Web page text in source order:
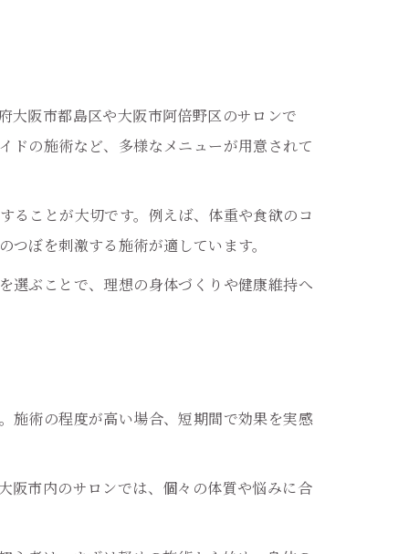
大阪市都島区や大阪市阿倍野区のサロンで
ドの施術など、多様なメニューが用意されて
ることが大切です。例えば、体重や食欲のコ
ぼを刺激する施術が適しています。
選ぶことで、理想の身体づくりや健康維持へ
施術の程度が高い場合、短期間で効果を実感
阪市内のサロンでは、個々の体質や悩みに合